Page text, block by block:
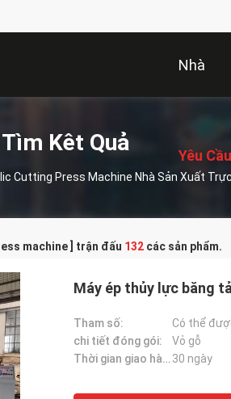
Nhà
Yêu
Tìm Kêt Quả
Cutting Press Machine Nhà Sản Xuất
machine ] trận đấu 132 các sản phẩm.
Máy ép thủy lực băng
Tham số:
Có thể
chi tiết đóng gói:
Vỏ gỗ
Thời gian giao hàng: 30 ngày